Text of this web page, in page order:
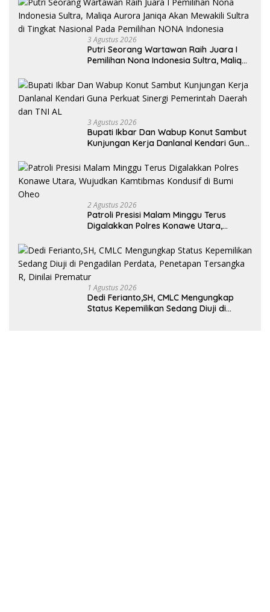
3 Agustus 2026
Putri Seorang Wartawan ‎Raih Juara I
Pemilihan Nona Indonesia Sultra, Maliqa
Tingkat Nasional Pada Pemilihan NONA
Indonesia
3 Agustus 2026
Bupati Ikbar Dan Wabup Konut Sambut
Kunjungan Kerja Danlanal Kendari Guna
TNI AL
2 Agustus 2026
Patroli Presisi Malam Minggu Terus
Digalakkan Polres Konawe Utara,
Oheo
1 Agustus 2026
Dedi Ferianto,SH, CMLC Mengungkap
Status Kepemilikan Sedang Diuji di